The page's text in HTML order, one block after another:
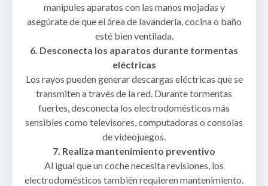
manipules aparatos con las manos mojadas y
asegúrate de que el área de lavandería, cocina o baño
esté bien ventilada.
6. Desconecta los aparatos durante tormentas
eléctricas
Los rayos pueden generar descargas eléctricas que se
transmiten a través de la red. Durante tormentas
fuertes, desconecta los electrodomésticos más
sensibles como televisores, computadoras o consolas
de videojuegos.
7. Realiza mantenimiento preventivo
Al igual que un coche necesita revisiones, los
electrodomésticos también requieren mantenimiento.